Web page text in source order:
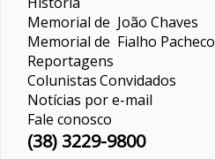
Memorial de João Chaves
Memorial de Fialho Pacheco
Reportagens
ColunistasConvidados
Notícias por e-mail
Fale conosco
(38) 3229-9800